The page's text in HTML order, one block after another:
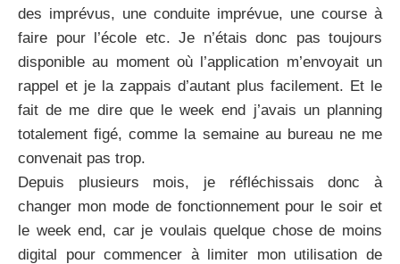
des imprévus, une conduite imprévue, une course à
faire pour l’école etc. Je n’étais donc pas toujours
disponible au moment où l’application m’envoyait un
rappel et je la zappais d’autant plus facilement. Et le
fait de me dire que le week end j’avais un planning
totalement figé, comme la semaine au bureau ne me
convenait pas trop.
Depuis plusieurs mois, je réfléchissais donc à
changer mon mode de fonctionnement pour le soir et
le week end, car je voulais quelque chose de moins
digital pour commencer à limiter mon utilisation de